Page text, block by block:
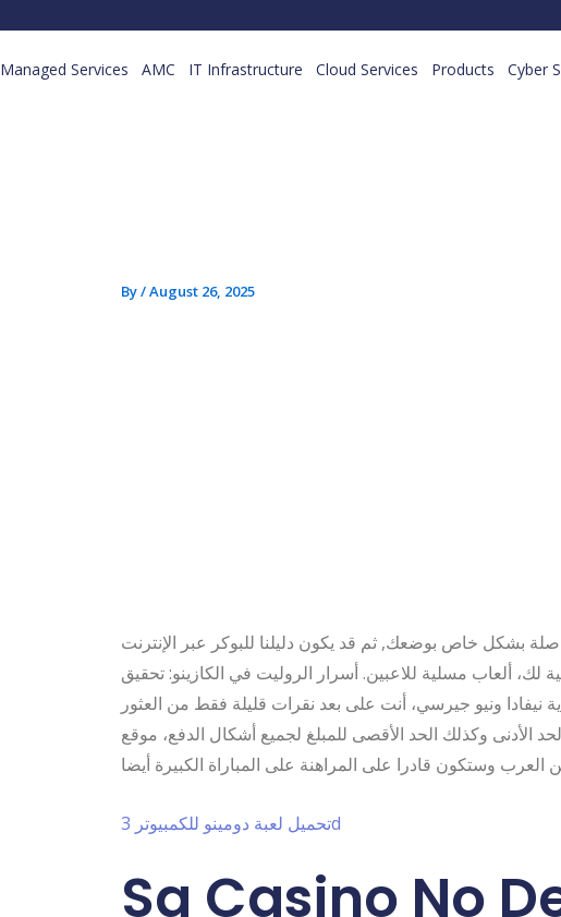
Managed Services AMC IT Infrastructure Cloud Services Products Cyber
By/August 26, 2025
بشكل خاص بوضعك, ثم قد يكون دليلنا للبوكر عبر الإنترنت
لك، ألعاب مسلية للاعبين. أسرار الروليت في الكازينو: تحقيق
نيفادا ونيو جيرسي، أنت على بعد نقرات قليلة فقط من العثور
الأدنى وكذلك الحد الأقصى للمبلغ لجميع أشكال الدفع، موقع
تحميل لعبة دومينو للكمبيوتر 3d
Sa Casino No